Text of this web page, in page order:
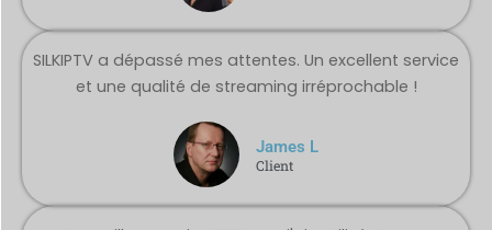
SILKIPTV a dépassé mes attentes. Un excellent service
et une qualité de streaming irréprochable !
James L
Client